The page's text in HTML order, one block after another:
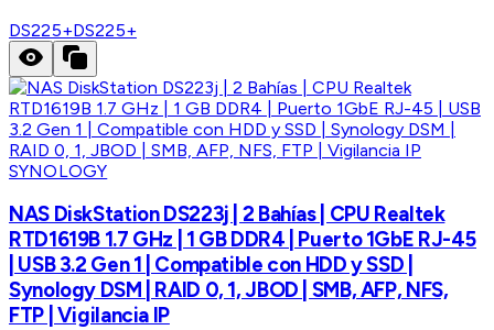
DS225+DS225+
SYNOLOGY
NAS DiskStation DS223j | 2 Bahías | CPU Realtek
RTD1619B 1.7 GHz | 1 GB DDR4 | Puerto 1GbE RJ-45
| USB 3.2 Gen 1 | Compatible con HDD y SSD |
Synology DSM | RAID 0, 1, JBOD | SMB, AFP, NFS,
FTP | Vigilancia IP